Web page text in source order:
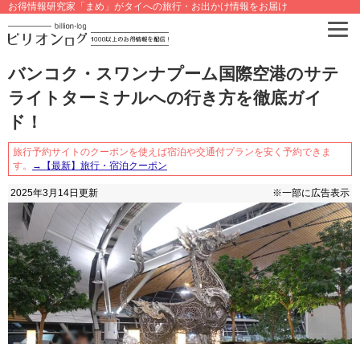
お得情報研究家「まめ」がタイへの旅行・お出かけ情報をお届け
バンコク・スワンナプーム国際空港のサテ
ライトターミナルへの行き方を徹底ガイ
ド！
旅行予約サイトのクーポンを使えば宿泊や交通付プランを安く予約できま
す。
→【最新】旅行・宿泊クーポン
2025年3月14日 更新 ※一部に広告表示